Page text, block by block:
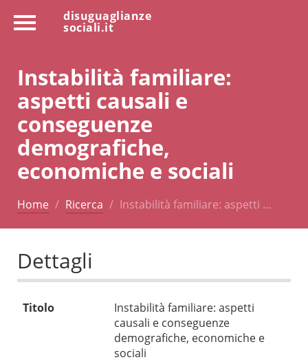
disuguaglianze
sociali.it
Instabilità familiare:
aspetti causali e
conseguenze
demografiche,
economiche e sociali
Home Ricerca Instabilità familiare: aspetti …
Dettagli
Titolo
Instabilità familiare: aspetti
causali e conseguenze
demografiche, economiche e
sociali